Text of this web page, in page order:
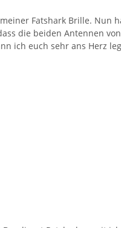
Fatshark Brille. Nun
die beiden Antennen
ich euch sehr ans Herz